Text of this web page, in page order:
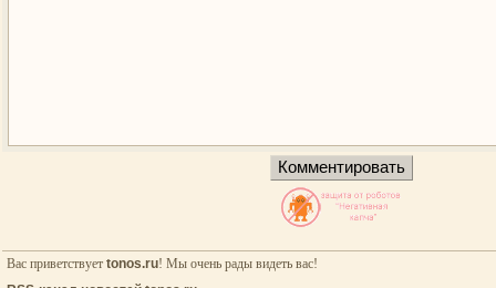
Вас приветствует tonos.ru! Мы очень рады видеть вас!